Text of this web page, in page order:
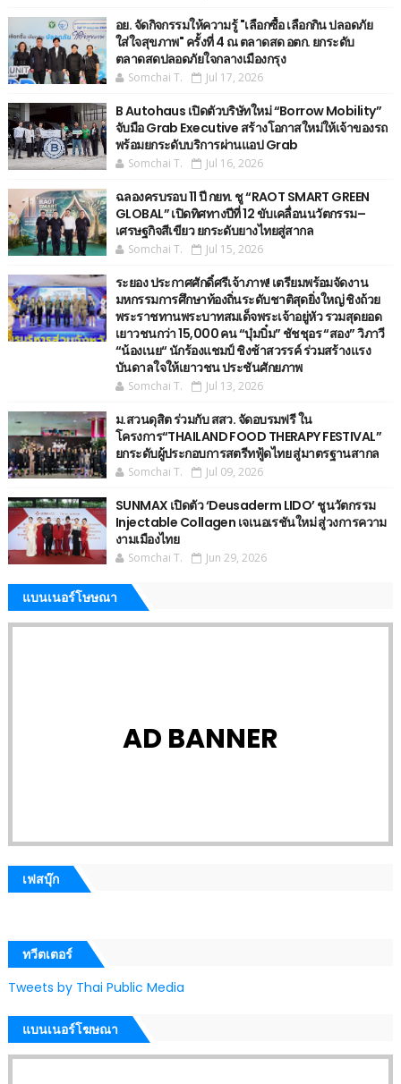
อย. จัดกิจกรรมให้ความรู้ "เลือกซื้อ เลือกกิน ปลอดภัย
ใส่ใจสุขภาพ" ครั้งที่ 4 ณ ตลาดสด อตก. ยกระดับ
ตลาดสดปลอดภัยใจกลางเมืองกรุง
Somchai T. Jul 17, 2026
B Autohaus เปิดตัวบริษัทใหม่ “Borrow Mobility”
จับมือ Grab Executive สร้างโอกาสใหม่ให้เจ้าของรถ
พร้อมยกระดับบริการผ่านแอป Grab
Somchai T. Jul 16, 2026
ฉลองครบรอบ 11 ปี กยท. ชู “RAOT SMART GREEN
GLOBAL” เปิดทิศทางปีที่ 12 ขับเคลื่อนนวัตกรรม–
เศรษฐกิจสีเขียว ยกระดับยางไทยสู่สากล
Somchai T. Jul 15, 2026
ระยอง ประกาศศักดิ์ศรีเจ้าภาพ! เตรียมพร้อมจัดงาน
มหกรรมการศึกษาท้องถิ่นระดับชาติสุดยิ่งใหญ่ ชิงถ้วย
พระราชทานพระบาทสมเด็จพระเจ้าอยู่หัว รวมสุดยอด
เยาวชนกว่า 15,000 คน “บุ๋มบิ๋ม” ชัชชุอร “สอง” วิภาวี
“น้องเนย“ นักร้องแชมป์ ชิงช้าสวรรค์ ร่วมสร้างแรง
บันดาลใจให้เยาวชน ประชันศักยภาพ
Somchai T. Jul 13, 2026
ม.สวนดุสิต ร่วมกับ สสว. จัดอบรมฟรี ใน
โครงการ“THAILAND FOOD THERAPY FESTIVAL”
ยกระดับผู้ประกอบการสตรีทฟู้ดไทย สู่มาตรฐานสากล
Somchai T. Jul 09, 2026
SUNMAX เปิดตัว ‘Deusaderm LIDO’ ชูนวัตกรรม
Injectable Collagen เจเนอเรชันใหม่ สู่วงการความ
งามเมืองไทย
Somchai T. Jun 29, 2026
แบนเนอร์โษษณา
AD BANNER
เฟสบุ๊ก
ทวีตเตอร์
Tweets by Thai Public Media
แบนเนอร์โฆษณา